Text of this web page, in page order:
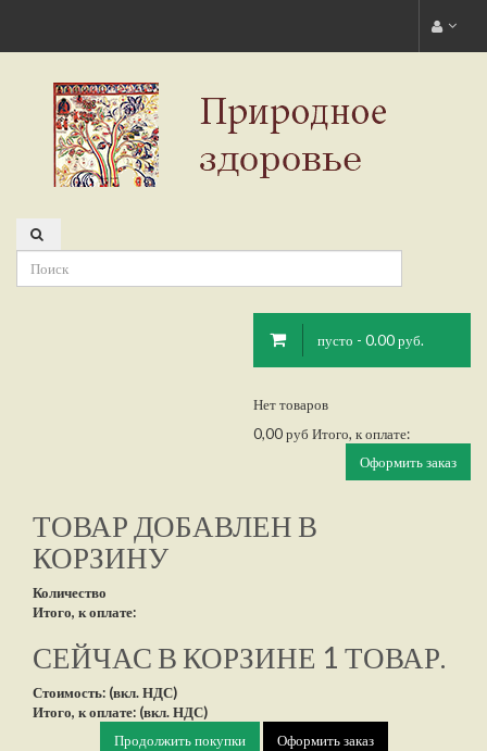
пусто - 0.00 руб.
Нет товаров
0,00 руб Итого, к оплате:
Оформить заказ
ТОВАР ДОБАВЛЕН В
КОРЗИНУ
Количество
Итого, к оплате:
СЕЙЧАС В КОРЗИНЕ 1 ТОВАР.
Стоимость: (вкл. НДС)
Итого, к оплате: (вкл. НДС)
Продолжить покупки
Оформить заказ